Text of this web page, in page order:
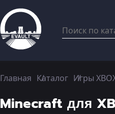
Главная Каталог Игры
Minecraft для